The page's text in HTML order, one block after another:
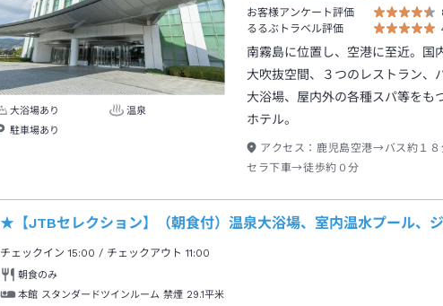
大浴場あり
温泉
駐車場あり
お客様アンケート評価
るるぶトラベル評価
南霧島に位置し、空港に至近。国
大吹抜空間、３つのレストラン、
大浴場、屋内外の各種スパ等をも
ホテル。
アクセス： 鹿児島空港→バス約１８
セラ下車→徒歩約０分
★【JTBセレクション】（朝食付）温泉大浴場、室内温水プール、
チェックイン15:00 / チェックアウト 11:00
朝食のみ
本館 スタンダードツインルーム 禁煙 29.1平米